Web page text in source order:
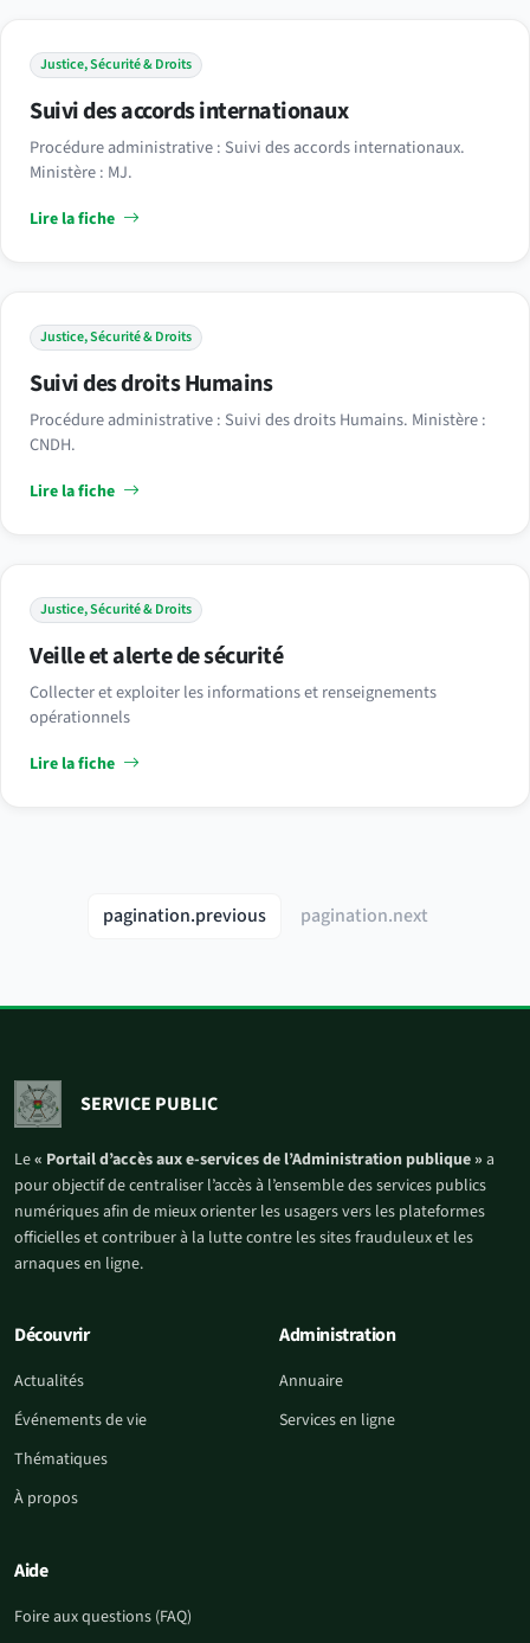
Justice, Sécurité & Droits
Suivi des accords internationaux
Procédure administrative : Suivi des accords internationaux.
Ministère : MJ.
Lire la fiche
Justice, Sécurité & Droits
Suivi des droits Humains
Procédure administrative : Suivi des droits Humains. Ministère :
CNDH.
Lire la fiche
Justice, Sécurité & Droits
Veille et alerte de sécurité
Collecter et exploiter les informations et renseignements
opérationnels
Lire la fiche
pagination.previous pagination.next
SERVICE PUBLIC
Le« Portail d’accès aux e-services de l’Administration publique » a
pour objectif de centraliser l’accès à l’ensemble des services publics
numériques afin de mieux orienter les usagers vers les plateformes
officielles et contribuer à la lutte contre les sites frauduleux et les
arnaques en ligne.
Découvrir
Actualités
Événements de vie
Thématiques
À propos
Administration
Annuaire
Services en ligne
Aide
Foire aux questions (FAQ)